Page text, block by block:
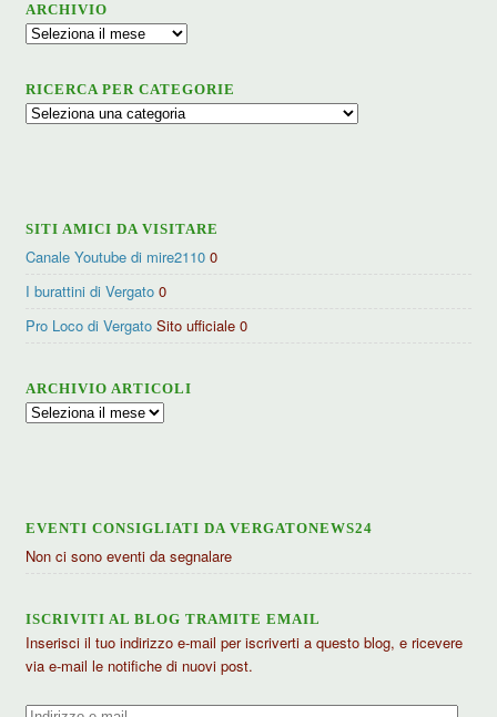
ARCHIVIO
Archivio
RICERCA PER CATEGORIE
Ricerca
SITI AMICI DA VISITARE
Canale Youtube di mire2110 0
I burattini di Vergato 0
Pro Loco di Vergato Sito ufficiale 0
ARCHIVIO ARTICOLI
Archivio
EVENTI CONSIGLIATI DA VERGATONEWS24
Non ci sono eventi da segnalare
ISCRIVITI AL BLOG TRAMITE EMAIL
Inserisci il tuo indirizzo e-mail per iscriverti a questo blog, e ricevere
via e-mail le notifiche di nuovi post.